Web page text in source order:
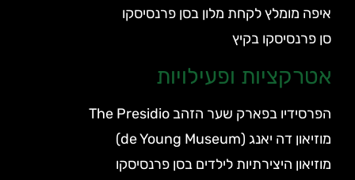
איפה מומלץ לקחת מלון בסן פרנסיסקו
סן פרנסיסקו בקיץ
אטרקציות ופעילויות
הפרסידיו בפארק שער הזהב The Presidio
מוזיאון דה יאנג (de Young Museum)
מוזיאון היצירתיות לילדים בסן פרנסיסקו